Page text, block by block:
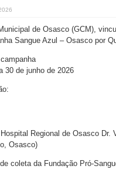
de Osasco (GCM),
Sangue Azul – Osasco por
30 de junho de 2026
Regional de Osasco
Osasco)
coleta da Fundação Pró-